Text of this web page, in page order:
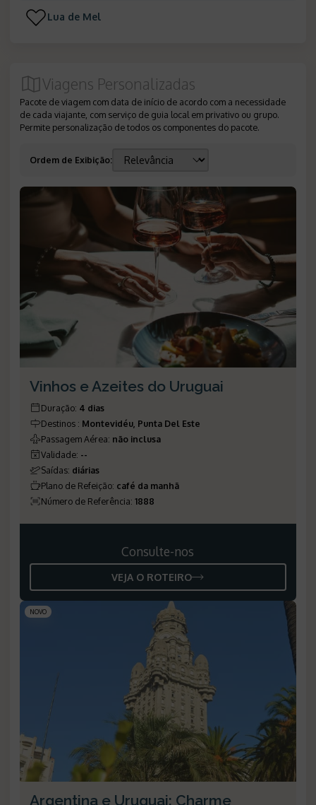
Lua de Mel
Viagens Personalizadas
Pacote de viagem com data de início de acordo com a necessidade
de cada viajante, com serviço de guia local em privativo ou grupo.
Permite personalização de todos os componentes do pacote.
Ordem de Exibição:
Vinhos e Azeites do Uruguai
Duração: 4 dias
Destinos : Montevidéu, Punta Del Este
Passagem Aérea: não inclusa
Validade: --
Saídas: diárias
Plano de Refeição: café da manhã
Número de Referência: 1888
Consulte-nos
VEJA O ROTEIRO
NOVO
Argentina e Uruguai: Charme